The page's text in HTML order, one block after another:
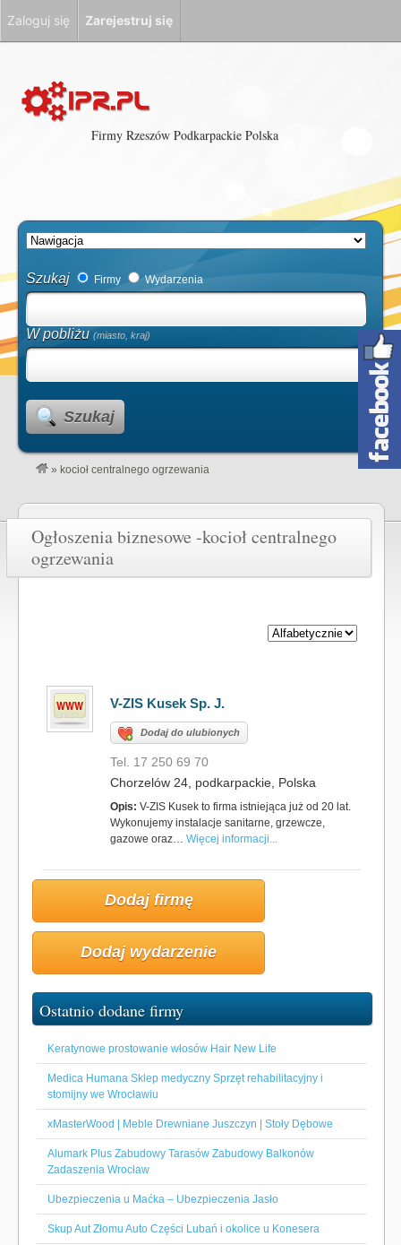
Firmy Rzeszów Podkarpackie Polska
Szukaj Firmy Wydarzenia
W pobliżu (miasto, kraj)
Szukaj
» kocioł centralnego ogrzewania
Ogłoszenia biznesowe -kocioł centralnego
ogrzewania
V-ZIS Kusek Sp. J.
Dodaj do ulubionych
Tel. 17 250 69 70
Chorzelów 24, podkarpackie, Polska
Opis: V-ZIS Kusek to firma istniejąca już od 20 lat.
Wykonujemy instalacje sanitarne, grzewcze,
gazowe oraz… Więcej informacji...
Dodaj firmę
Dodaj wydarzenie
Ostatnio dodane firmy
Keratynowe prostowanie włosów Hair New Life
Medica Humana Sklep medyczny Sprzęt rehabilitacyjny i
stomijny we Wrocławiu
xMasterWood | Meble Drewniane Juszczyn | Stoły Dębowe
Alumark Plus Zabudowy Tarasów Zabudowy Balkonów
Zadaszenia Wrocław
Ubezpieczenia u Maćka – Ubezpieczenia Jasło
Skup Aut Złomu Auto Części Lubań i okolice u Konesera
Zaloguj się Zarejestruj się